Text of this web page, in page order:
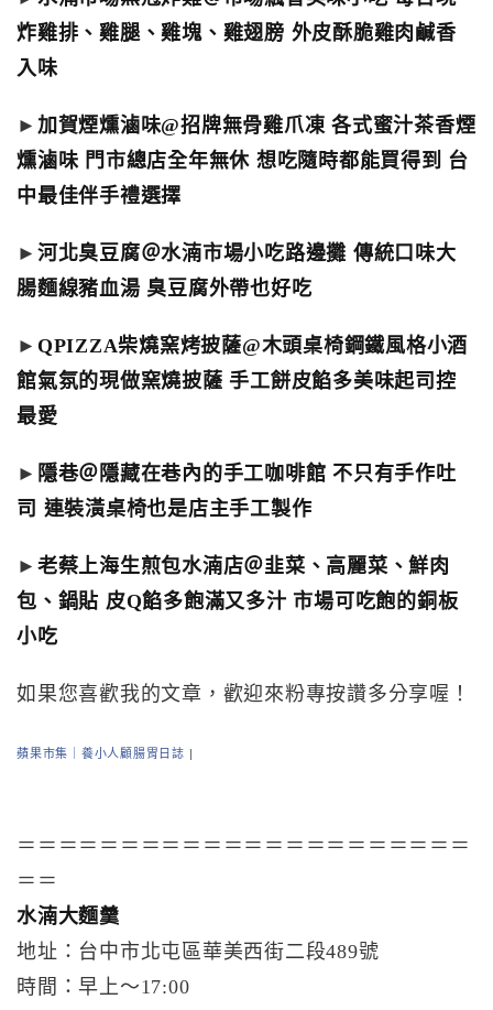
炸雞排、雞腿、雞塊、雞翅膀 外皮酥脆雞肉鹹香
入味
► 加賀煙燻滷味@招牌無骨雞爪凍 各式蜜汁茶香煙
燻滷味 門市總店全年無休 想吃隨時都能買得到 台
中最佳伴手禮選擇
► 河北臭豆腐＠水湳市場小吃路邊攤 傳統口味大
腸麵線豬血湯 臭豆腐外帶也好吃
► QPIZZA柴燒窯烤披薩@木頭桌椅鋼鐵風格小酒
館氣氛的現做窯燒披薩 手工餅皮餡多美味起司控
最愛
► 隱巷＠隱藏在巷內的手工咖啡館 不只有手作吐
司 連裝潢桌椅也是店主手工製作
► 老蔡上海生煎包水湳店＠韭菜、高麗菜、鮮肉
包、鍋貼 皮Q餡多飽滿又多汁 市場可吃飽的銅板
小吃
如果您喜歡我的文章，歡迎來粉專按讚多分享喔！
蘋果市集｜養小人顧腸胃日誌
＝＝＝＝＝＝＝＝＝＝＝＝＝＝＝＝＝＝＝＝＝＝
＝＝
水湳大麵羹
地址：台中市北屯區華美西街二段489號
時間：早上～17:00